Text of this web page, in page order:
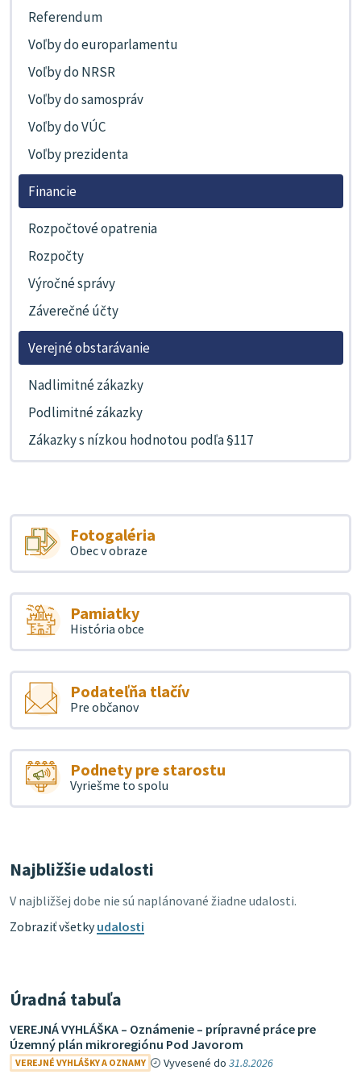
Referendum
Voľby do europarlamentu
Voľby do NRSR
Voľby do samospráv
Voľby do VÚC
Voľby prezidenta
Financie
Rozpočtové opatrenia
Rozpočty
Výročné správy
Záverečné účty
Verejné obstarávanie
Nadlimitné zákazky
Podlimitné zákazky
Zákazky s nízkou hodnotou podľa §117
Fotogaléria
Obec v obraze
Pamiatky
História obce
Podateľňa tlačív
Pre občanov
Podnety pre starostu
Vyriešme to spolu
Najbližšie udalosti
V najbližšej dobe nie sú naplánované žiadne udalosti.
Zobraziť všetkyudalosti
Úradná tabuľa
VEREJNÁ VYHLÁŠKA – Oznámenie – prípravné práce pre
Územný plán mikroregiónu Pod Javorom
VEREJNÉ VYHLÁŠKY A OZNAMY Vyvesené do31.8.2026